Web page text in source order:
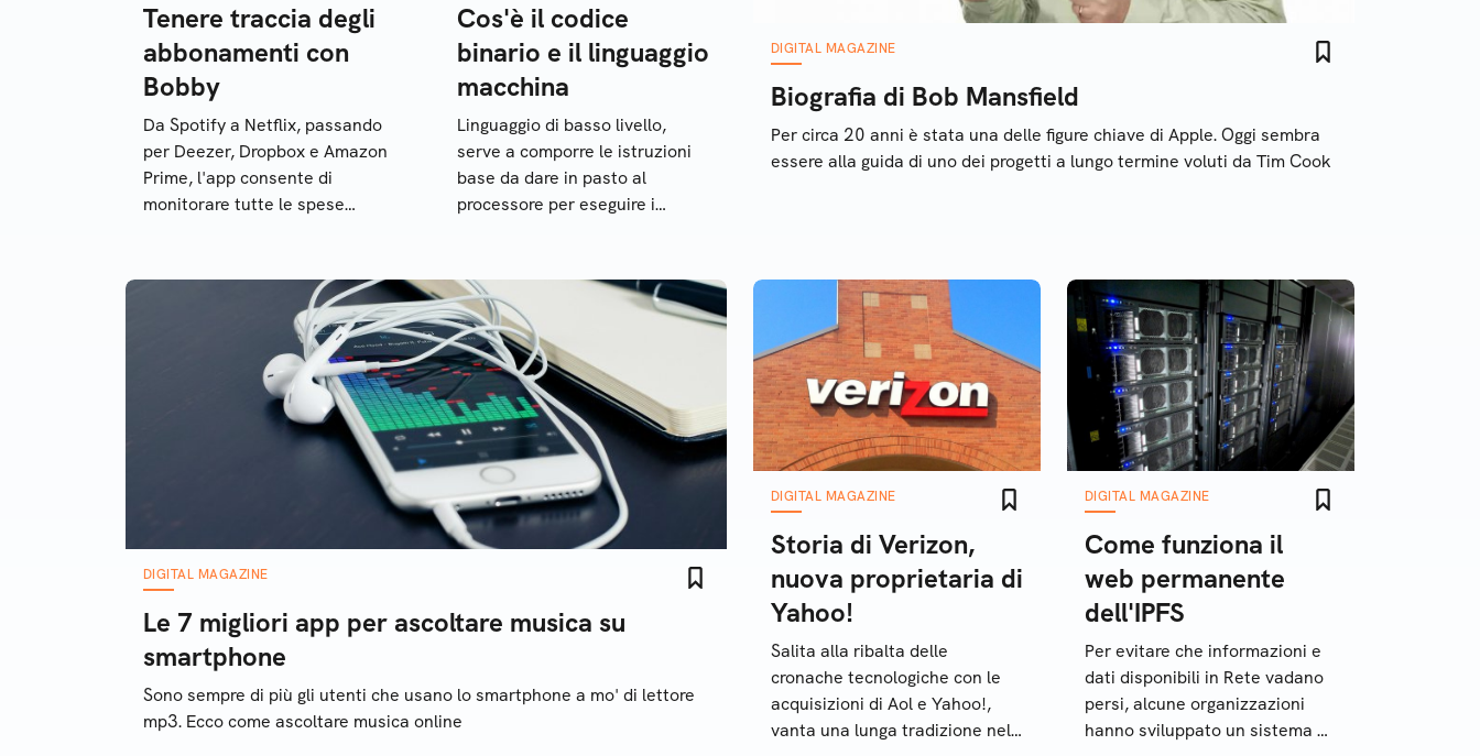
Tenere traccia degli
abbonamenti con
Bobby
Da Spotify a Netflix, passando
per Deezer, Dropbox e Amazon
Prime, l'app consente di
monitorare tutte le spese
Cos'è il codice
binario e il linguaggio
macchina
Linguaggio di basso livello,
serve a comporre le istruzioni
base da dare in pasto al
processore per eseguire i
DIGITAL MAGAZINE
Biografia di Bob Mansfield
Per circa 20 anni è stata una delle figure chiave di Apple. Oggi sembra
essere alla guida di uno dei progetti a lungo termine voluti da Tim Cook
DIGITAL MAGAZINE
Le 7 migliori app per ascoltare musica su
smartphone
Sono sempre di più gli utenti che usano lo smartphone a mo' di lettore
mp3. Ecco come ascoltare musica online
DIGITAL MAGAZINE
Storia di Verizon,
nuova proprietaria di
Yahoo!
Salita alla ribalta delle
cronache tecnologiche con le
acquisizioni di Aol e Yahoo!,
vanta una lunga tradizione nel
DIGITAL MAGAZINE
Come funziona il
web permanente
dell'IPFS
Per evitare che informazioni e
dati disponibili in Rete vadano
persi, alcune organizzazioni
hanno sviluppato un sistema a